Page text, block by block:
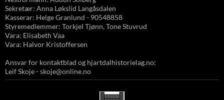
Sekretær: Anna Løkslid Langåsdalen
Kasserar: Helge Granlund - 90548858
Styremedlemmer: Torkjel Tjønn, Tone Stuvrud
Vara: Elisabeth Vaa
Vara: Halvor Kristoffersen
Ansvar for kontaktblad og hjartdalhistorielag.no:
Leif Skoje - skoje@online.no